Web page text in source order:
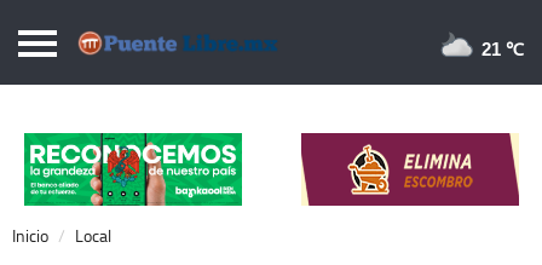
Puentelibre.mx
Local
Nacional
Opinión
21 ℃
Inicio Local